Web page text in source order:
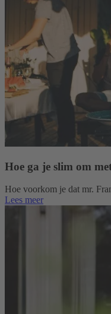
Hoe ga je slim om
Hoe voorkom je dat mr.
Lees meer